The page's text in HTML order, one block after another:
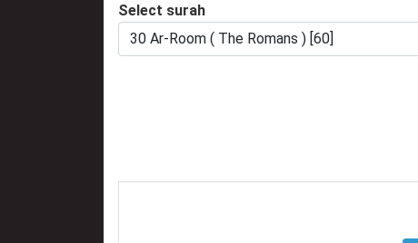
Select surah